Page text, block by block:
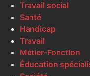
Travail social
Santé
Handicap
Travail
Métier-Fonction
Éducation